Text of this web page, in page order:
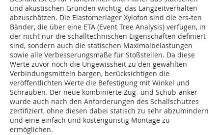
und akustischen Gründen wichtig, das Langzeitverhalten
abzuschätzen. Die Elastomerlager Xylofon sind die ers-ten
Bänder, die über eine ETA (Event Tree Analysis) verfügen, in
der nicht nur die schalltechnischen Eigenschaften definiert
sind, sondern auch die statischen Maximalbelastungen
sowie alle Verbesserungsmaße für Stoßstellen. Da diese
Werte zuvor noch die Ungewissheit zu den gewählten
Verbindungsmitteln bargen, berücksichtigen die
veröffentlichten Werte die Befestigung mit Winkel und
Schrauben. Der neue kombinierte Zug- und Schub-anker
wurde auch nach den Anforderungen des Schallschutzes
zertifiziert, ohne diesen dabei statisch zu sehr abzumindern
und eine einfach und kostengünstig Montage zu
ermöglichen.